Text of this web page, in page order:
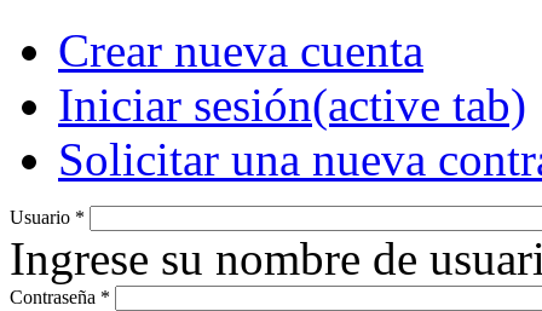
Crear nueva cuenta
Iniciar sesión(active tab)
Solicitar una nueva
Usuario *
Ingrese su nombre de
Contraseña *